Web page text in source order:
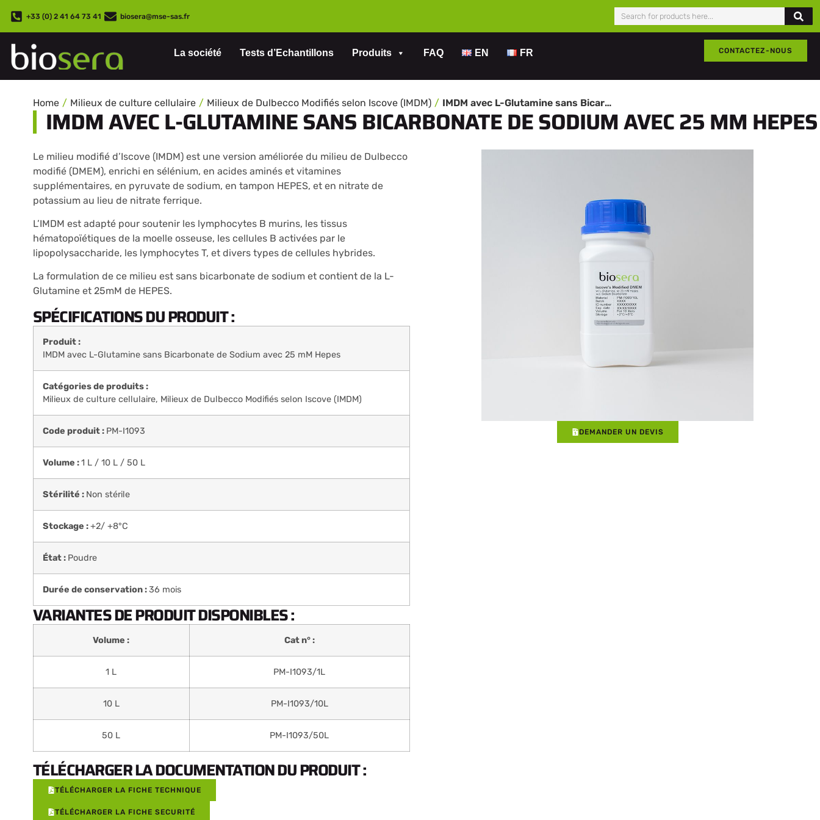
+33 (0) 2 41 64 73 41 biosera@mse-sas.fr
La société Tests d’Echantillons Produits FAQ EN FR CONTACTEZ-NOUS
Home Milieux de culture cellulaire Milieux de Dulbecco Modifiés selon Iscove (IMDM) IMDM avec L-Glutamine sans Bicarbonate de Sodium avec 25 mM Hepes
IMDM AVEC L-GLUTAMINE SANS BICARBONATE DE SODIUM AVEC 25 MM HEPES
Le milieu modifié d’Iscove (IMDM) est une version améliorée du milieu de Dulbecco
modifié (DMEM), enrichi en sélénium, en acides aminés et vitamines
supplémentaires, en pyruvate de sodium, en tampon HEPES, et en nitrate de
potassium au lieu de nitrate ferrique.
L’IMDM est adapté pour soutenir les lymphocytes B murins, les tissus
hématopoïétiques de la moelle osseuse, les cellules B activées par le
lipopolysaccharide, les lymphocytes T, et divers types de cellules hybrides.
La formulation de ce milieu est sans bicarbonate de sodium et contient de la L-
Glutamine et 25mM de HEPES.
SPÉCIFICATIONS DU PRODUIT :
Produit :
IMDM avec L-Glutamine sans Bicarbonate de Sodium avec 25 mM Hepes
Catégories de produits :
Milieux de culture cellulaire, Milieux de Dulbecco Modifiés selon Iscove (IMDM)
Code produit : PM-I1093
Volume :1 L / 10 L / 50 L
Stérilité : Non stérile
Stockage :+2/ +8°C
État : Poudre
Durée de conservation :36 mois
VARIANTES DE PRODUIT DISPONIBLES :
Volume : Cat n° :
1 L PM-I1093/1L
10 L PM-I1093/10L
50 L PM-I1093/50L
TÉLÉCHARGER LA DOCUMENTATION DU PRODUIT :
TÉLÉCHARGER LA FICHE TECHNIQUE
TÉLÉCHARGER LA FICHE SECURITÉ
DEMANDER UN DEVIS